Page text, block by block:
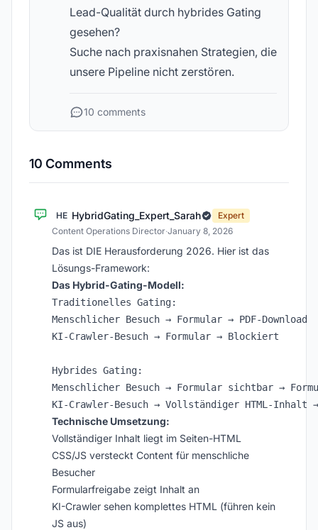
Lead-Qualität durch hybrides Gating
gesehen?
Suche nach praxisnahen Strategien, die
unsere Pipeline nicht zerstören.
10 comments
10 Comments
HE HybridGating_Expert_Sarah
Expert
Content Operations Director·January 8, 2026
Das ist DIE Herausforderung 2026. Hier ist das
Lösungs-Framework:
Das Hybrid-Gating-Modell:
Traditionelles Gating:
Menschlicher Besuch → Formular → PDF-Download
KI-Crawler-Besuch → Formular → Blockiert
Hybrides Gating:
Menschlicher Besuch → Formular sichtbar →
Technische Umsetzung:
Vollständiger Inhalt liegt im Seiten-HTML
CSS/JS versteckt Content für menschliche
Besucher
Formularfreigabe zeigt Inhalt an
KI-Crawler sehen komplettes HTML (führen kein
JS aus)